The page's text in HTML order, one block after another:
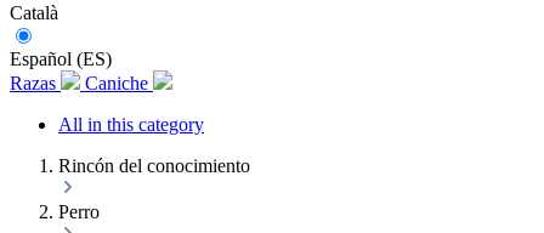
Català
Español (ES)
Razas
Caniche
All in this category
Rincón del conocimiento
Perro